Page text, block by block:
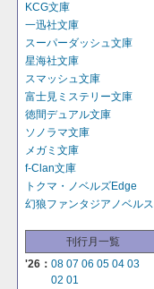
KCG文庫
一迅社文庫
スーパーダッシュ文庫
星海社文庫
スマッシュ文庫
富士見ミステリー文庫
徳間デュアル文庫
ソノラマ文庫
メガミ文庫
f-Clan文庫
トクマ・ノベルズEdge
幻狼ファンタジアノベルス
刊行月一覧
'26： 08 07 06 05 04 03
02 01